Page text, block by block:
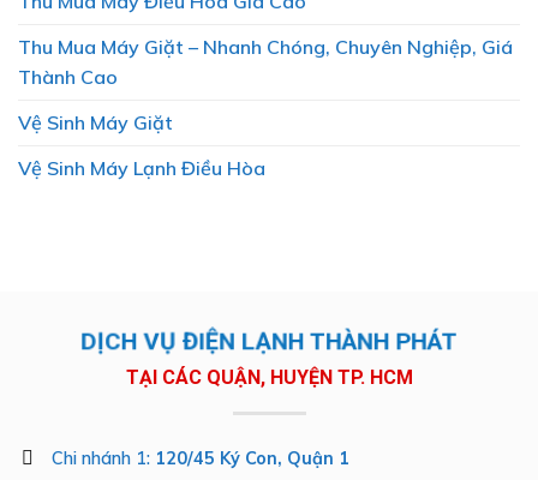
Thu Mua Máy Giặt – Nhanh Chóng, Chuyên Nghiệp, Giá
Thành Cao
Vệ Sinh Máy Giặt
Vệ Sinh Máy Lạnh Điều Hòa
DỊCH VỤ ĐIỆN LẠNH THÀNH PHÁT
TẠI CÁC QUẬN, HUYỆN TP. HCM
Chi nhánh 1: 120/45 Ký Con, Quận 1